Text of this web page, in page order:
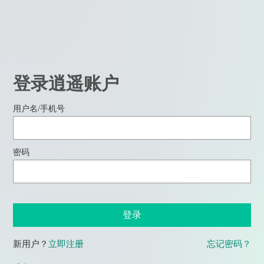
登录逍遥账户
用户名/手机号
密码
登录
新用户？ 立即注册 忘记密码？